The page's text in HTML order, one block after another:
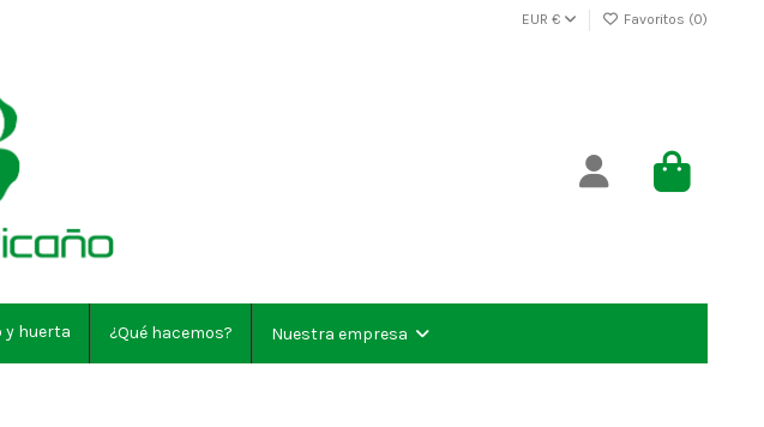
EUR € Favoritos (0)
y huerta ¿Qué hacemos? Nuestra empresa